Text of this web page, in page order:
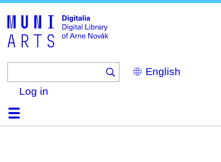
Select
your
Log in
HomeBrowse
Search
About
HelpContactDigitalia